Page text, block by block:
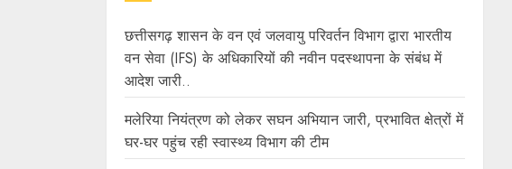
छत्तीसगढ़ शासन के वन एवं जलवायु परिवर्तन विभाग द्वारा भारतीय
वन सेवा (IFS) के अधिकारियों की नवीन पदस्थापना के संबंध में
आदेश जारी..
मलेरिया नियंत्रण को लेकर सघन अभियान जारी, प्रभावित क्षेत्रों में
घर-घर पहुंच रही स्वास्थ्य विभाग की टीम